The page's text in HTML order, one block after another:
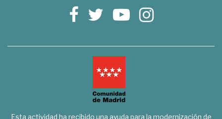
Esta actividad ha recibido una ayuda para la modernización de